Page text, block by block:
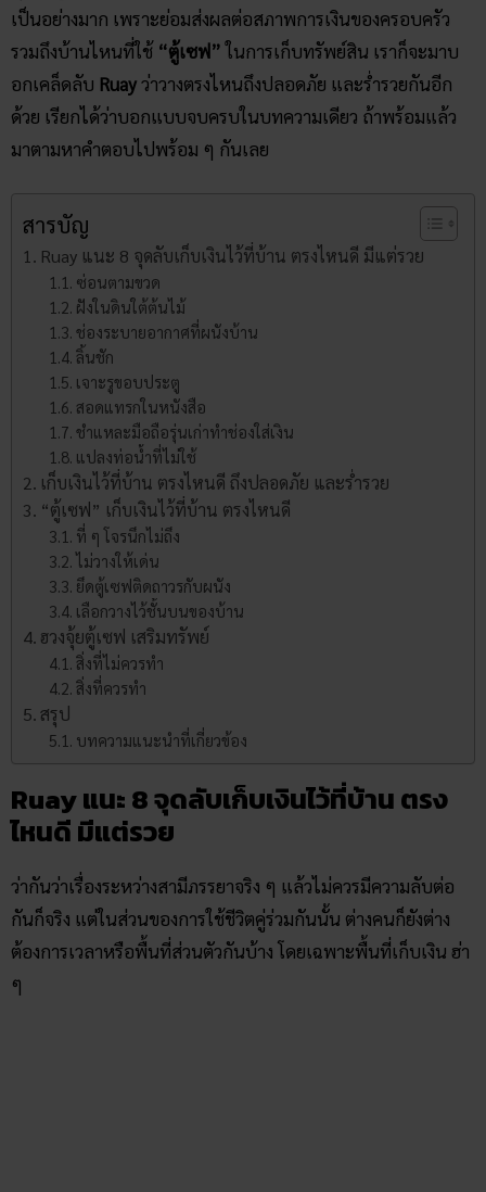
เป็นอย่างมาก เพราะย่อมส่งผลต่อสภาพการเงินของครอบครัว
รวมถึงบ้านไหนที่ใช้ “ตู้เซฟ”ในการเก็บทรัพย์สิน เราก็จะมาบ
อกเคล็ดลับ Ruayว่าวางตรงไหนถึงปลอดภัย และร่ำรวยกันอีก
ด้วย เรียกได้ว่าบอกแบบจบครบในบทความเดียว ถ้าพร้อมแล้ว
มาตามหาคำตอบไปพร้อม ๆ กันเลย
สารบัญ
Ruay แนะ 8 จุดลับเก็บเงินไว้ที่บ้าน​ ตรงไหนดี มีแต่รวย
ซ่อนตามขวด
ฝังในดินใต้ต้นไม้
ช่องระบายอากาศที่ผนังบ้าน
ลิ้นชัก
เจาะรูขอบประตู
สอดแทรกในหนังสือ
ชำแหละมือถือรุ่นเก่าทำช่องใส่เงิน
แปลงท่อน้ำที่ไม่ใช้
เก็บเงินไว้ที่บ้าน​ ตรงไหนดี ถึงปลอดภัย และร่ำรวย
“ตู้เซฟ” เก็บเงินไว้ที่บ้าน​ ตรงไหนดี
ที่ ๆ โจรนึกไม่ถึง
ไม่วางให้เด่น
ยึดตู้เซฟติดถาวรกับผนัง
เลือกวางไว้ชั้นบนของบ้าน
ฮวงจุ้ยตู้เซฟ เสริมทรัพย์
สิ่งที่ไม่ควรทำ
สิ่งที่ควรทำ
สรุป
บทความแนะนำที่เกี่ยวข้อง
Ruay แนะ 8 จุดลับเก็บเงินไว้ที่บ้าน​ ตรง
ไหนดีมีแต่รวย
ว่ากันว่าเรื่องระหว่างสามีภรรยาจริง ๆ แล้วไม่ควรมีความลับต่อ
กันก็จริง แต่ในส่วนของการใช้ชีวิตคู่ร่วมกันนั้น ต่างคนก็ยังต่าง
ต้องการเวลาหรือพื้นที่ส่วนตัวกันบ้าง โดยเฉพาะพื้นที่เก็บเงิน ฮ่า
ๆ